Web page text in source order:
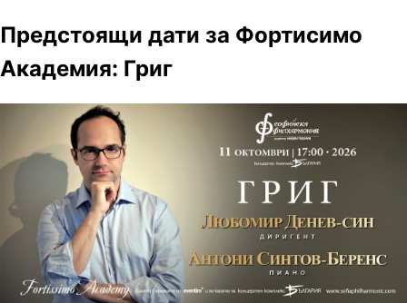
Предстоящи дати за Фортисимо
Академия: Григ